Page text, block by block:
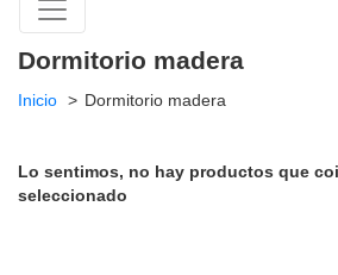
Dormitorio madera
Inicio Dormitorio madera
Lo sentimos, no hay productos que
seleccionado